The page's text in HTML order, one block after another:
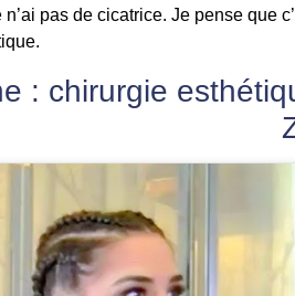
pas de cicatrice. Je pense que
: chirurgie